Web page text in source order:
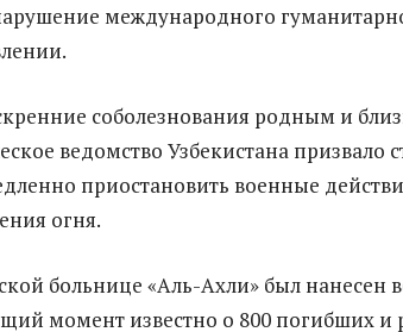
международного
соболезнования родным и
ведомство Узбекистана призвало
приостановить военные
огня.
больнице «Аль-Ахли» был нанесен
момент известно о 800 погибших и